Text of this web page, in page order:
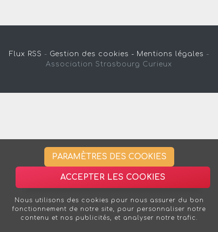
Flux RSS - Gestion des cookies - Mentions légales -
Association Strasbourg Curieux
PARAMÈTRES DES COOKIES
ACCEPTER LES COOKIES
Nous utilisons des cookies pour nous assurer du bon
fonctionnement de notre site, pour personnaliser notre
contenu et nos publicités, et analyser notre trafic.